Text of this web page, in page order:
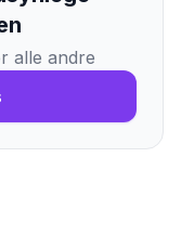
alle andre